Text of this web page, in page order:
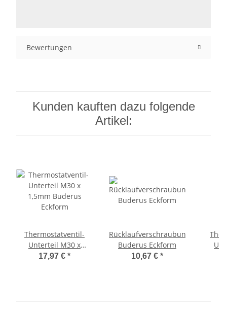
Bewertungen
Kunden kauften dazu folgende
Artikel:
Thermostatventil-
Unterteil M30 x
1,5mm Buderus
17,97 € *
Rücklaufverschraubung
Buderus Eckform
10,67 € *